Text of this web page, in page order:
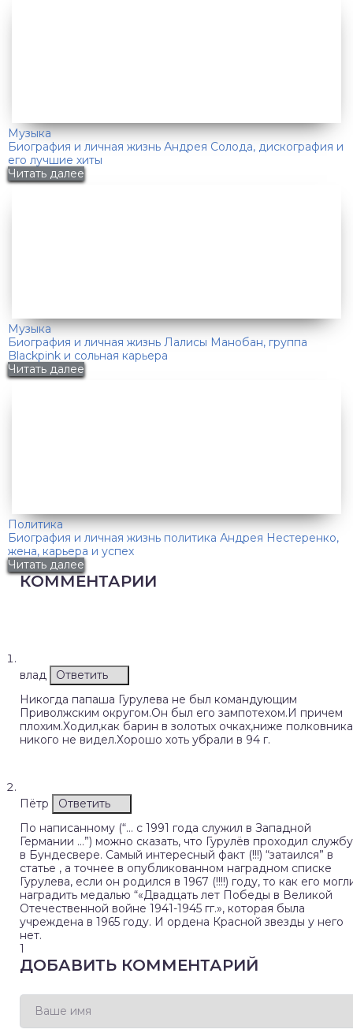
Музыка
Биография и личная жизнь Андрея Солода, дискография и
его лучшие хиты
Читать далее
Музыка
Биография и личная жизнь Лалисы Манобан, группа
Blackpink и сольная карьера
Читать далее
Политика
Биография и личная жизнь политика Андрея Нестеренко,
жена, карьера и успех
Читать далее
КОММЕНТАРИИ
влад
Ответить
Никогда папаша Гурулева не был командующим
Приволжским округом.Он был его зампотехом.И причем
плохим.Ходил,как барин в золотых очках,ниже полковника
никого не видел.Хорошо хоть убрали в 94 г.
Пётр
Ответить
По написанному (“… с 1991 года служил в Западной
Германии …”) можно сказать, что Гурулёв проходил службу
в Бундесвере. Самый интересный факт (!!!) “затаился” в
статье , а точнее в опубликованном наградном списке
Гурулева, если он родился в 1967 (!!!!) году, то как его
наградить медалью “«Двадцать лет Победы в Великой
Отечественной войне 1941-1945 гг.», которая была
учреждена в 1965 году. И ордена Красной звезды у него
нет.
1
ДОБАВИТЬ КОММЕНТАРИЙ